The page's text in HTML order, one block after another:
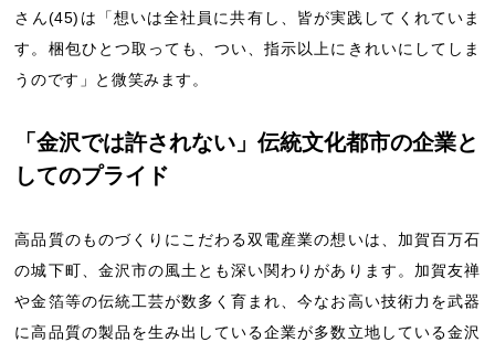
さん(45)は「想いは全社員に共有し、皆が実践してくれていま
す。梱包ひとつ取っても、つい、指示以上にきれいにしてしま
うのです」と微笑みます。
「金沢では許されない」伝統文化都市の企業と
してのプライド
高品質のものづくりにこだわる双電産業の想いは、加賀百万石
の城下町、金沢市の風土とも深い関わりがあります。加賀友禅
や金箔等の伝統工芸が数多く育まれ、今なお高い技術力を武器
に高品質の製品を生み出している企業が多数立地している金沢